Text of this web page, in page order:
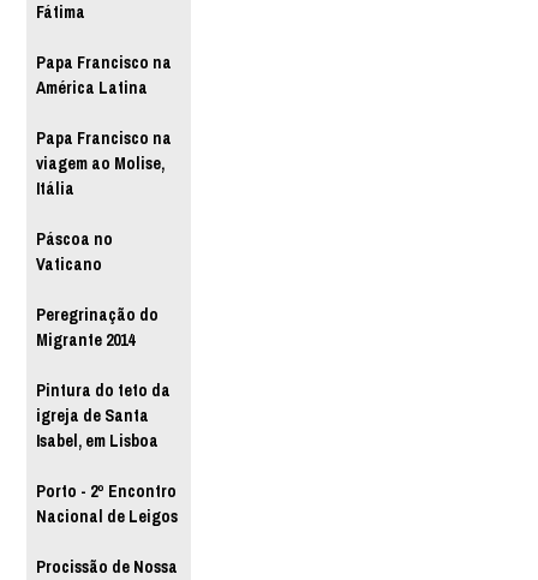
Fátima
Papa Francisco na
América Latina
Papa Francisco na
viagem ao Molise,
Itália
Páscoa no
Vaticano
Peregrinação do
Migrante 2014
Pintura do teto da
igreja de Santa
Isabel, em Lisboa
Porto - 2º Encontro
Nacional de Leigos
Procissão de Nossa